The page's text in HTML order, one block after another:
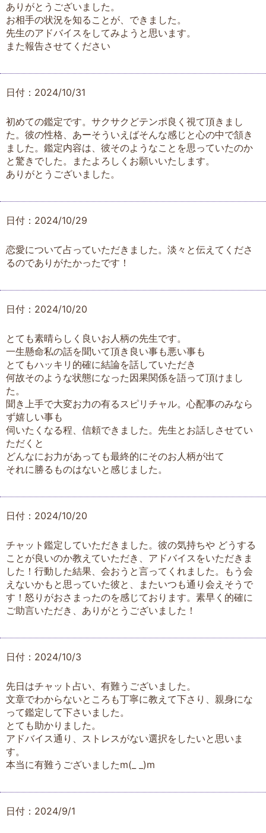
ありがとうございました。
お相手の状況を知ることが、できました。
先生のアドバイスをしてみようと思います。
また報告させてください
日付：2024/10/31
初めての鑑定です。サクサクどテンポ良く視て頂きまし
た。彼の性格、あーそういえばそんな感じと心の中で頷き
ました。鑑定内容は、彼そのようなことを思っていたのか
と驚きでした。またよろしくお願いいたします。
ありがとうございました。
日付：2024/10/29
恋愛について占っていただきました。淡々と伝えてくださ
るのでありがたかったです！
日付：2024/10/20
とても素晴らしく良いお人柄の先生です。
一生懸命私の話を聞いて頂き良い事も悪い事も
とてもハッキリ的確に結論を話していただき
何故そのような状態になった因果関係を語って頂けまし
た。
聞き上手で大変お力の有るスピリチャル。心配事のみなら
ず嬉しい事も
伺いたくなる程、信頼できました。先生とお話しさせてい
ただくと
どんなにお力があっても最終的にそのお人柄が出て
それに勝るものはないと感じました。
日付：2024/10/20
チャット鑑定していただきました。彼の気持ちや どうする
ことが良いのか教えていただき、アドバイスをいただきま
した！行動した結果、会おうと言ってくれました。もう会
えないかもと思っていた彼と、またいつも通り会えそうで
す！怒りがおさまったのを感じております。素早く的確に
ご助言いただき、ありがとうございました！
日付：2024/10/3
先日はチャット占い、有難うございました。
文章でわからないところも丁寧に教えて下さり、親身にな
って鑑定して下さいました。
とても助かりました。
アドバイス通り、ストレスがない選択をしたいと思いま
す。
本当に有難うございましたm(_ _)m
日付：2024/9/1